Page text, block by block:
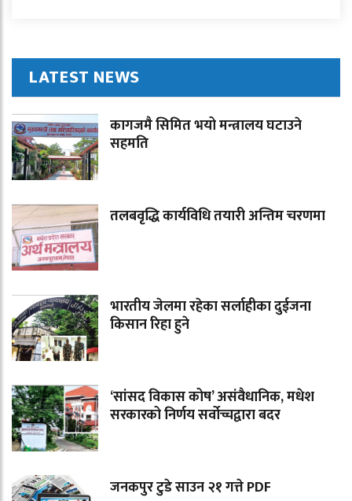
LATEST NEWS
कागजमै सिमित भयो मन्त्रालय घटाउने
सहमति
तलबवृद्धि कार्यविधि तयारी अन्तिम चरणमा
भारतीय जेलमा रहेका सर्लाहीका दुईजना
किसान रिहा हुने
‘सांसद विकास कोष’ असंवैधानिक, मधेश
सरकारको निर्णय सर्वोच्चद्वारा बदर
जनकपुर टुडे साउन २१ गत्ते PDF